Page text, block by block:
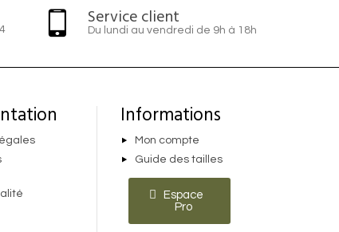
Service client
Du lundi au vendredi de 9h à 18h
Informations
Mon compte
Guide des tailles
Espace
Pro